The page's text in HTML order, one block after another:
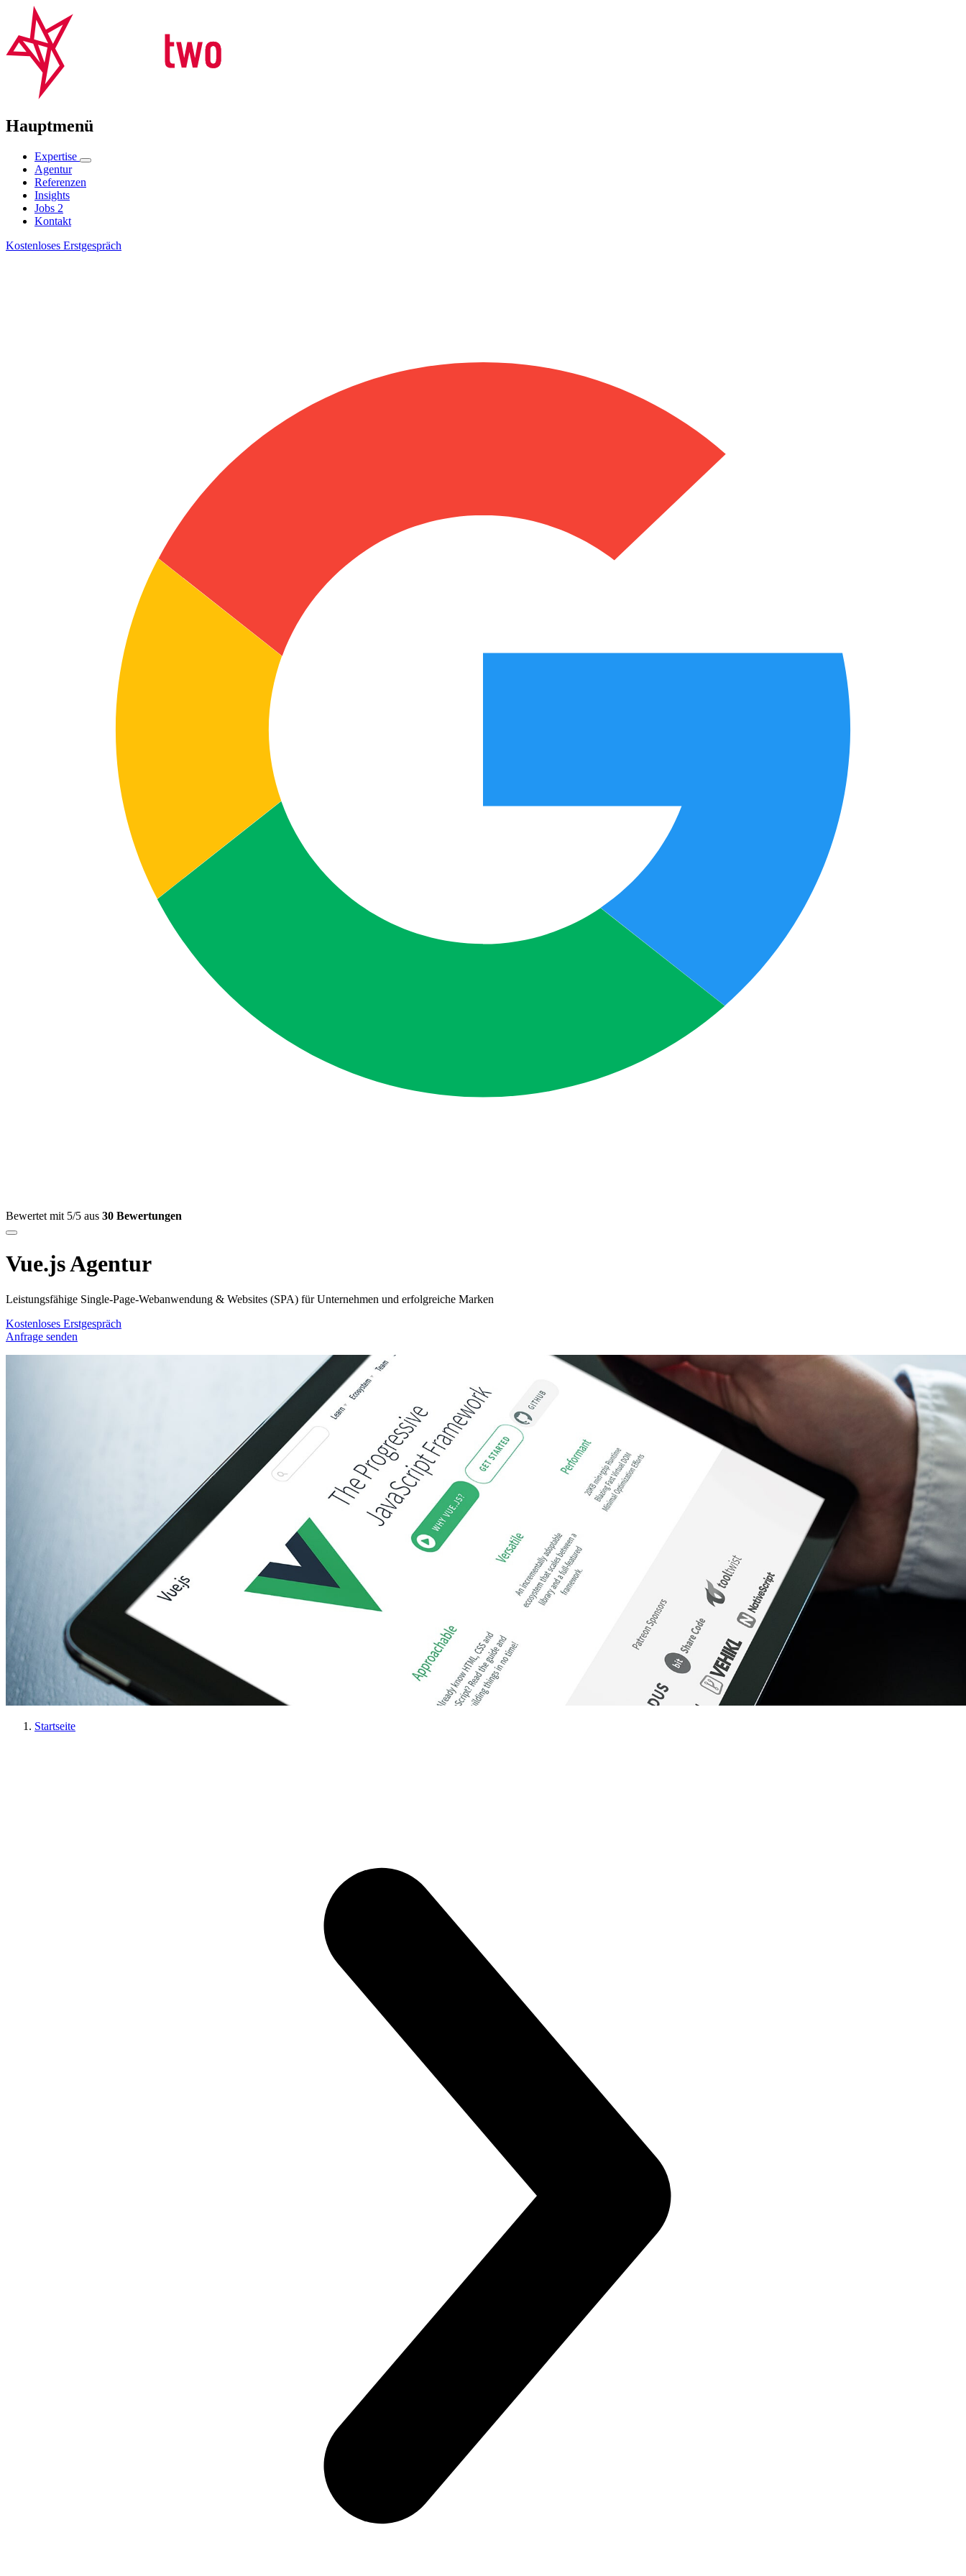
Hauptmenü
Expertise
Agentur
Referenzen
Insights
Jobs 2
Kontakt
Kostenloses Erstgespräch
Bewertet mit 5/5 aus 30 Bewertungen
Vue.js Agentur
Leistungsfähige Single-Page-Webanwendung & Websites (SPA) für Unternehmen und erfolgreiche Marken
Kostenloses Erstgespräch
Anfrage senden
Startseite